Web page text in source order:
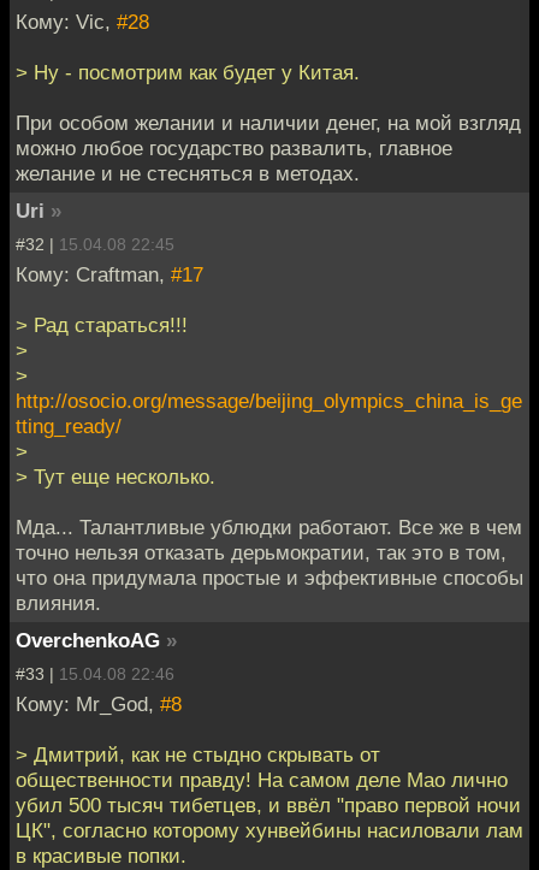
Кому: Vic, #28
> Ну - посмотрим как будет у Китая.
При особом желании и наличии денег, на мой взгляд
можно любое государство развалить, главное
желание и не стесняться в методах.
Uri »
#32 | 15.04.08 22:45
Кому: Craftman, #17
> Рад стараться!!!
>
>
http://osocio.org/message/beijing_olympics_china_is_ge
tting_ready/
>
> Тут еще несколько.
Мда... Талантливые ублюдки работают. Все же в чем
точно нельзя отказать дерьмократии, так это в том,
что она придумала простые и эффективные способы
влияния.
OverchenkoAG »
#33 | 15.04.08 22:46
Кому: Mr_God, #8
> Дмитрий, как не стыдно скрывать от
общественности правду! На самом деле Мао лично
убил 500 тысяч тибетцев, и ввёл "право первой ночи
ЦК", согласно которому хунвейбины насиловали лам
в красивые попки.